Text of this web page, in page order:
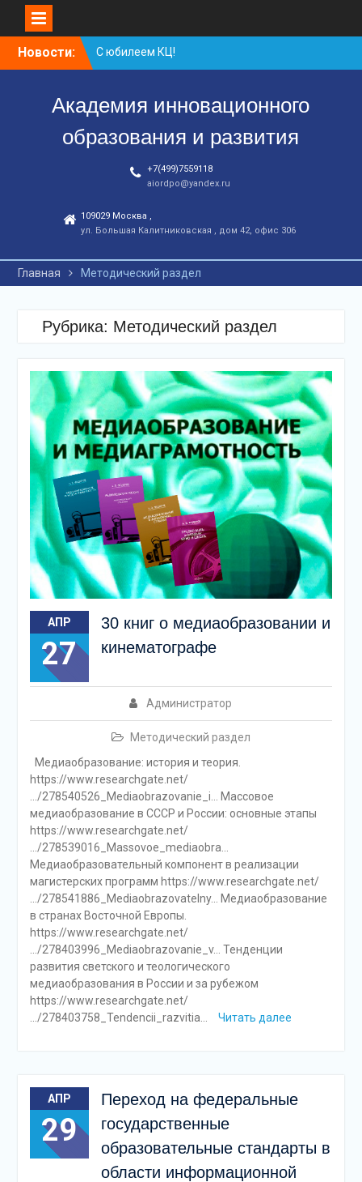
Новости:
С юбилеем КЦ!
Координационному
Заседание рабочей
группа
Академия инновационного
образования и развития
+7(499)7559118
aiordpo@yandex.ru
109029 Москва ,
ул. Большая Калитниковская , дом 42, офис 306
Главная Методический раздел
Рубрика: Методический раздел
АПР
27
30 книг о медиаобразовании и
кинематографе
Администратор
Методический раздел
Медиаобразование: история и теория.
https://www.researchgate.net/
…/278540526_Mediaobrazovanie_i… Массовое
медиаобразование в СССР и России: основные этапы
https://www.researchgate.net/
…/278539016_Massovoe_mediaobra…
Медиаобразовательный компонент в реализации
магистерских программ https://www.researchgate.net/
…/278541886_Mediaobrazovatelny… Медиаобразование
в странах Восточной Европы.
https://www.researchgate.net/
…/278403996_Mediaobrazovanie_v… Тенденции
развития светского и теологического
медиаобразования в России и за рубежом
https://www.researchgate.net/
…/278403758_Tendencii_razvitia…
Читать далее
АПР
29
Переход на федеральные
государственные
образовательные стандарты в
области информационной